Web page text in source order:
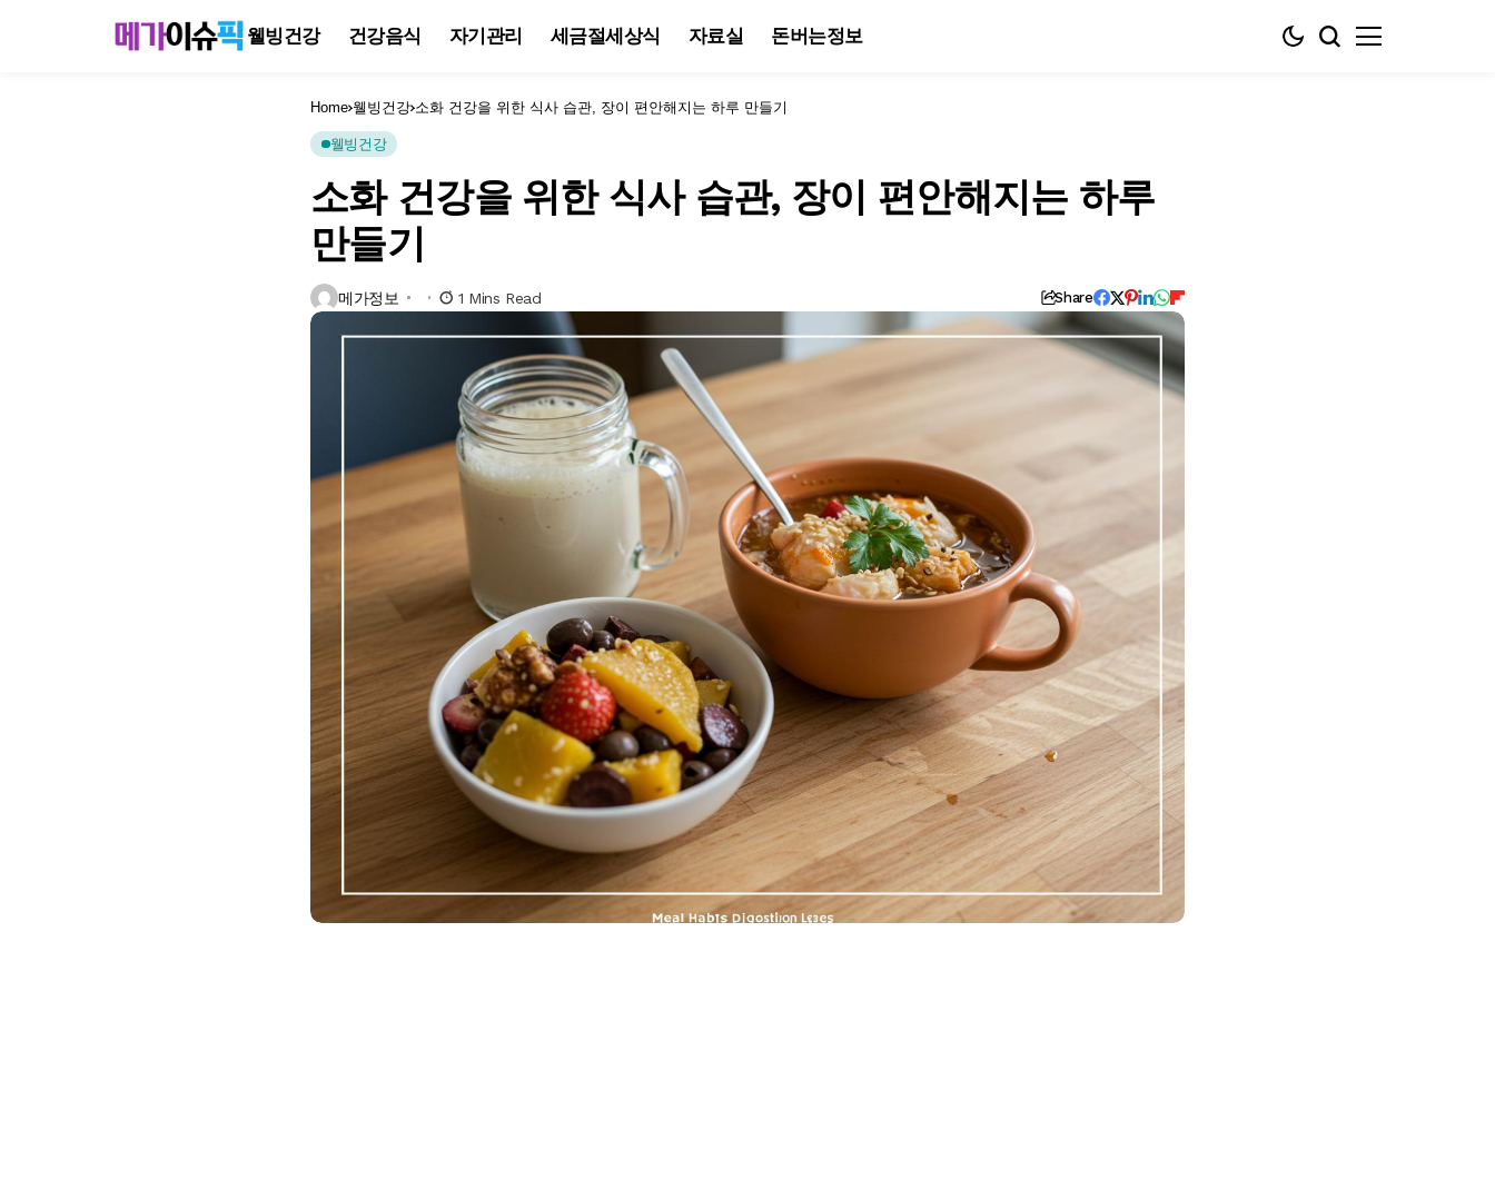
웰빙건강 건강음식 자기관리 세금절세상식 자료실 돈버는정보
Home 웰빙건강 소화 건강을 위한 식사 습관, 장이 편안해지는 하루 만들기
웰빙건강
소화 건강을 위한 식사 습관, 장이 편안해지는 하루
만들기
메가정보 1 Mins Read Share